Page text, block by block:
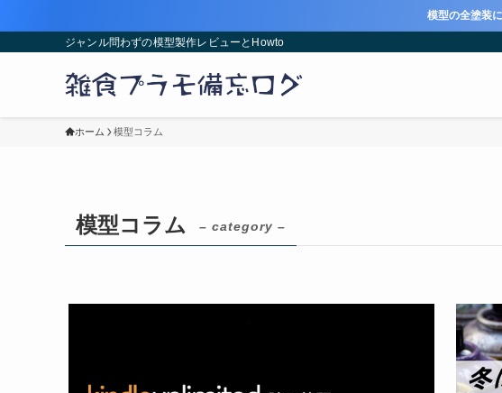
模型の全塗装
ジャンル問わずの模型製作レビューとHowto
ホーム 模型コラム
模型コラム – category –